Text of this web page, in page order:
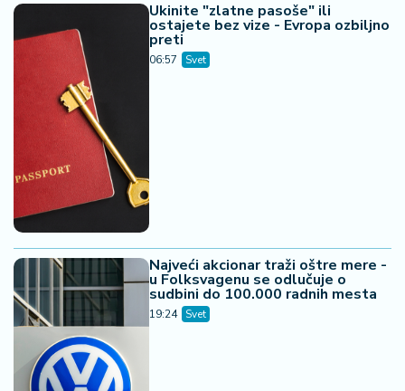
Ukinite "zlatne pasoše" ili
ostajete bez vize - Evropa ozbiljno
preti
06:57 Svet
Najveći akcionar traži oštre mere -
u Folksvagenu se odlučuje o
sudbini do 100.000 radnih mesta
19:24 Svet